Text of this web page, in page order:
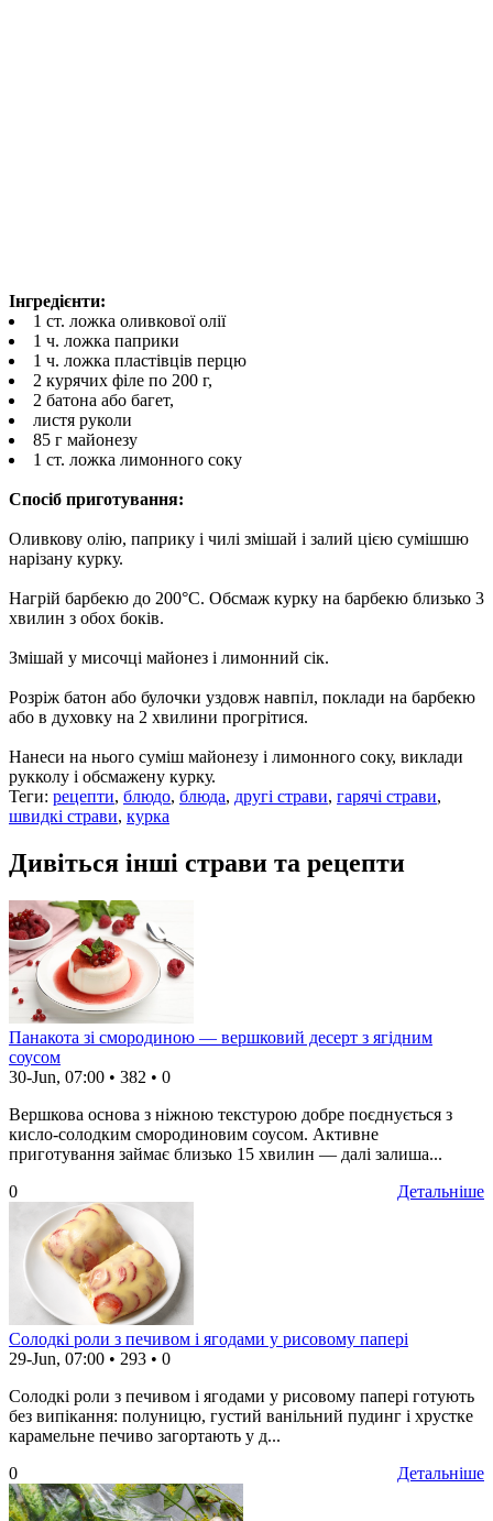
Інгредієнти:
1 ст. ложка оливкової олії
1 ч. ложка паприки
1 ч. ложка пластівців перцю
2 курячих філе по 200 г,
2 батона або багет,
листя руколи
85 г майонезу
1 ст. ложка лимонного соку
Спосіб приготування:
Оливкову олію, паприку і чилі змішай і залий цією сумішшю
нарізану курку.
Нагрій барбекю до 200°C. Обсмаж курку на барбекю близько 3
хвилин з обох боків.
Змішай у мисочці майонез і лимонний сік.
Розріж батон або булочки уздовж навпіл, поклади на барбекю
або в духовку на 2 хвилини прогрітися.
Нанеси на нього суміш майонезу і лимонного соку, виклади
рукколу і обсмажену курку.
Теги: рецепти, блюдо, блюда, другі страви, гарячі страви,
швидкі страви, курка
Дивіться інші страви та рецепти
Панакота зі смородиною — вершковий десерт з ягідним
соусом
30-Jun, 07:00 • 382 • 0
Вершкова основа з ніжною текстурою добре поєднується з
кисло-солодким смородиновим соусом. Активне
приготування займає близько 15 хвилин — далі залиша...
Детальніше
0
Солодкі роли з печивом і ягодами у рисовому папері
29-Jun, 07:00 • 293 • 0
Солодкі роли з печивом і ягодами у рисовому папері готують
без випікання: полуницю, густий ванільний пудинг і хрустке
карамельне печиво загортають у д...
Детальніше
0